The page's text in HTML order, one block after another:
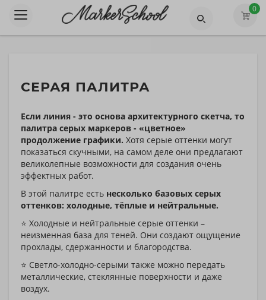
0
СЕРАЯ ПАЛИТРА
Если линия - это основа архитектурного скетча, то
палитра серых маркеров - «цветное»
продолжение графики. Хотя серые оттенки могут
показаться скучными, на самом деле они предлагают
великолепные возможности для создания очень
эффектных работ.
В этой палитре есть несколько базовых серых
оттенков: холодные, тёплые и нейтральные.
⭐️ Холодные и нейтральные серые оттенки –
неизменная база для теней. Они создают ощущение
прохлады, сдержанности и благородства.
⭐️ Светло-холодно-серыми также можно передать
металлические, стеклянные поверхности и даже
воздух.